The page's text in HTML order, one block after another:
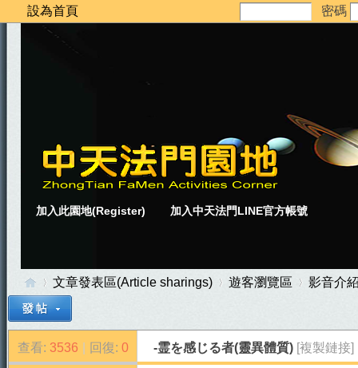
設為首頁 密碼
加入此園地(Register) 加入中天法門LINE官方帳號
中»
文章發表區(Article sharings)
›
遊客瀏覽區
›
影音介
查看: 3536 回復: 0 -霊を感じる者(靈異體質) [複製鏈接]